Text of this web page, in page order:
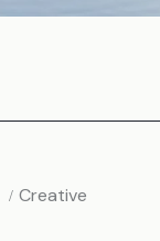
Creative